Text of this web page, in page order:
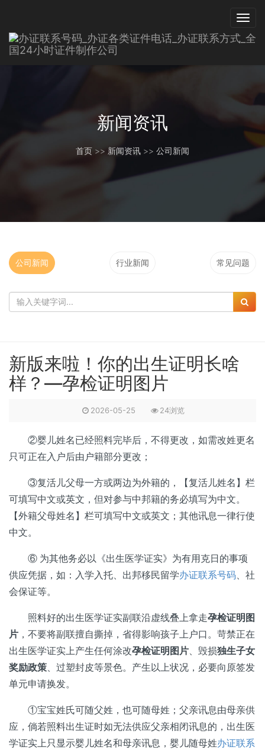
新闻资讯
首页 >> 新闻资讯 >> 公司新闻
公司新闻 行业新闻 常见问题
新版来啦！你的出生证明长啥
样？—孕检证明图片
2026-05-25 24浏览
②婴儿姓名已经照料完毕后，不得更改，如需改姓更名
只可正在入户后由户籍部分更改；
③复活儿父母一方或两边为外籍的，【复活儿姓名】栏
可填写中文或英文，但对参与中邦籍的务必填写为中文。
【外籍父母姓名】栏可填写中文或英文；其他讯息一律行使
中文。
⑥ 为其他务必以《出生医学证实》为有用克日的事项
供应凭据，如：入学入托、出邦移民留学办证联系号码、社
会保证等。
照料好的出生医学证实副联沿虚线叠上拿走孕检证明图
片 ，不要将副联擅自撕掉，省得影响孩子上户口。苛禁正在
出生医学证实上产生任何涂改孕检证明图片、毁损独生子女
奖励政策、过塑封皮等景色。产生以上状况，必要向原签发
单元申请换发。
①宝宝姓氏可随父姓，也可随母姓；父亲讯息由母亲供
应，倘若照料出生证时如无法供应父亲相闭讯息的，出生医
学证实上只显示婴儿姓名和母亲讯息，婴儿随母姓办证联系